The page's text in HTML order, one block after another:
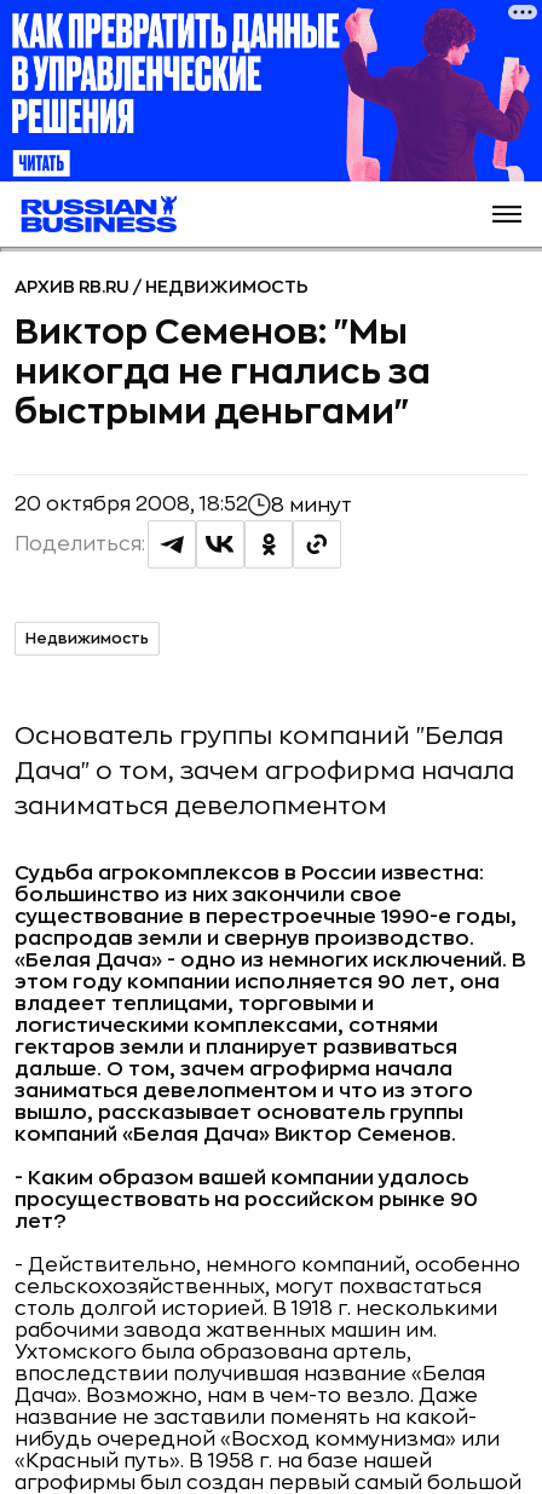
АРХИВ RB.RU / НЕДВИЖИМОСТЬ
Виктор Семенов: "Мы
никогда не гнались за
быстрыми деньгами"
20 октября 2008, 18:52 8 минут
Поделиться:
Недвижимость
Основатель группы компаний "Белая
Дача" о том, зачем агрофирма начала
заниматься девелопментом
Судьба агрокомплексов в России известна:
большинство из них закончили свое
существование в перестроечные 1990-е годы,
распродав земли и свернув производство.
«Белая Дача» - одно из немногих исключений. В
этом году компании исполняется 90 лет, она
владеет теплицами, торговыми и
логистическими комплексами, сотнями
гектаров земли и планирует развиваться
дальше. О том, зачем агрофирма начала
заниматься девелопментом и что из этого
вышло, рассказывает основатель группы
компаний «Белая Дача» Виктор Семенов.
- Каким образом вашей компании удалось
просуществовать на российском рынке 90
лет?
- Действительно, немного компаний, особенно
сельскохозяйственных, могут похвастаться
столь долгой историей. В 1918 г. несколькими
рабочими завода жатвенных машин им.
Ухтомского была образована артель,
впоследствии получившая название «Белая
Дача». Возможно, нам в чем-то везло. Даже
название не заставили поменять на какой-
нибудь очередной «Восход коммунизма» или
«Красный путь». В 1958 г. на базе нашей
агрофирмы был создан первый самый большой